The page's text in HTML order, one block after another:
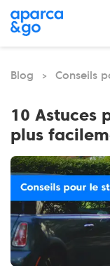
Blog > Conseils
10 Astuces
plus